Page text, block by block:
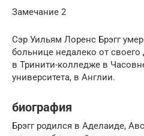
Замечание 2
Сэр Уильям Лоренс Брэгг
больнице недалеко от
в Тринити-колледже в
университета, в Англии.
биография
Брэгг родился в Аделаиде,